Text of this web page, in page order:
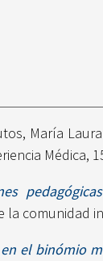
María Laura
Médica,
la comunidad
el binómio